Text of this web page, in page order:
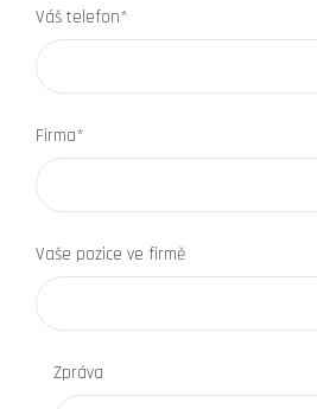
Váš telefon*
Firma*
Vaše pozice ve firmě
Zpráva